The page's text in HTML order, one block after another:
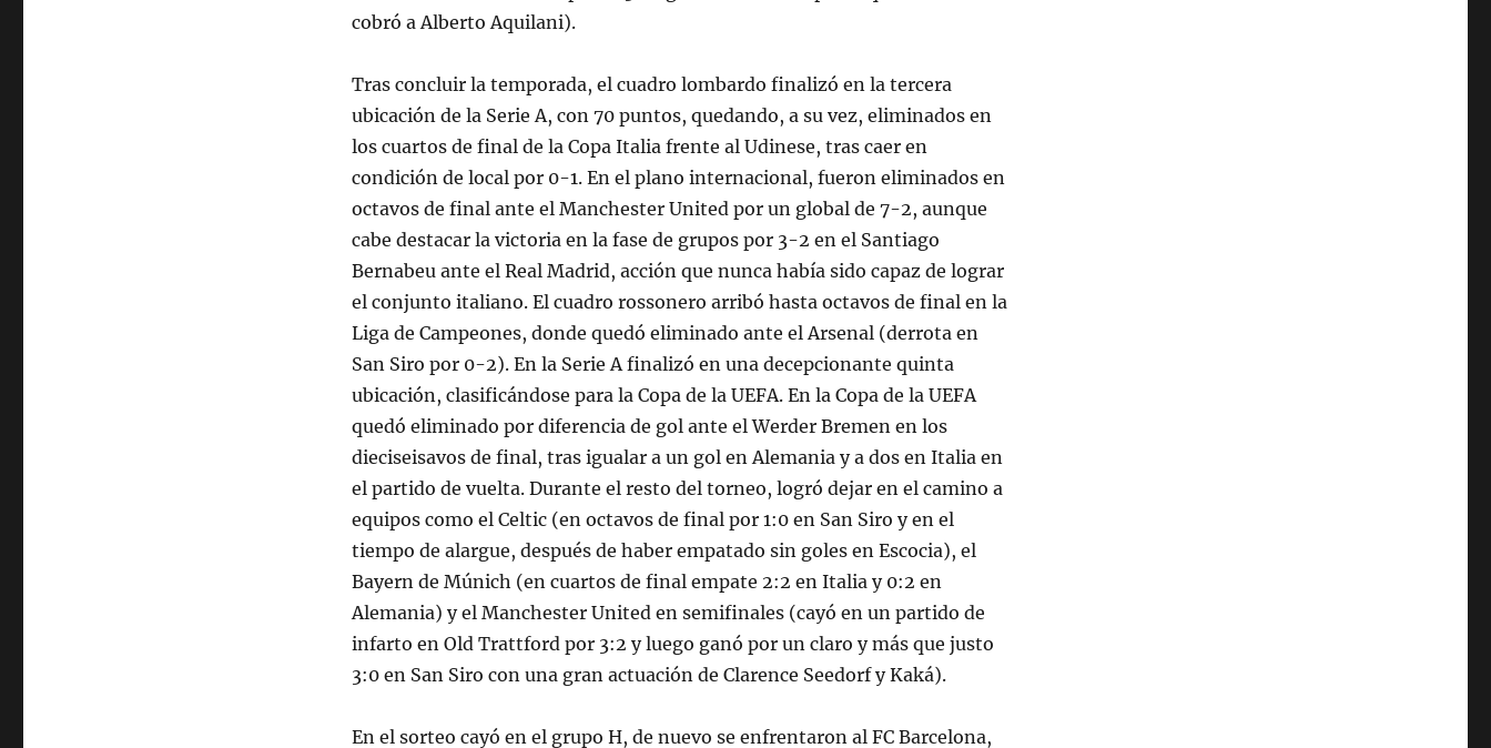
cobró a Alberto Aquilani).
Tras concluir la temporada, el cuadro lombardo finalizó en la tercera
ubicación de la Serie A, con 70 puntos, quedando, a su vez, eliminados en
los cuartos de final de la Copa Italia frente al Udinese, tras caer en
condición de local por 0-1. En el plano internacional, fueron eliminados en
octavos de final ante el Manchester United por un global de 7-2, aunque
cabe destacar la victoria en la fase de grupos por 3-2 en el Santiago
Bernabeu ante el Real Madrid, acción que nunca había sido capaz de lograr
el conjunto italiano. El cuadro rossonero arribó hasta octavos de final en la
Liga de Campeones, donde quedó eliminado ante el Arsenal (derrota en
San Siro por 0-2). En la Serie A finalizó en una decepcionante quinta
ubicación, clasificándose para la Copa de la UEFA. En la Copa de la UEFA
quedó eliminado por diferencia de gol ante el Werder Bremen en los
dieciseisavos de final, tras igualar a un gol en Alemania y a dos en Italia en
el partido de vuelta. Durante el resto del torneo, logró dejar en el camino a
equipos como el Celtic (en octavos de final por 1:0 en San Siro y en el
tiempo de alargue, después de haber empatado sin goles en Escocia), el
Bayern de Múnich (en cuartos de final empate 2:2 en Italia y 0:2 en
Alemania) y el Manchester United en semifinales (cayó en un partido de
infarto en Old Trattford por 3:2 y luego ganó por un claro y más que justo
3:0 en San Siro con una gran actuación de Clarence Seedorf y Kaká).
En el sorteo cayó en el grupo H, de nuevo se enfrentaron al FC Barcelona,